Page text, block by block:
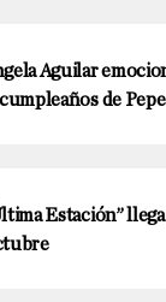
Aguilar
de
Estación”